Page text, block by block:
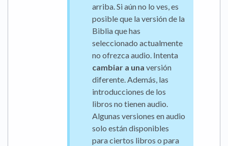
arriba. Si aún no lo ves, es
posible que la versión de la
Biblia que has
seleccionado actualmente
no ofrezca audio. Intenta
cambiar a una versión
diferente. Además, las
introducciones de los
libros no tienen audio.
Algunas versiones en audio
solo están disponibles
para ciertos libros o para